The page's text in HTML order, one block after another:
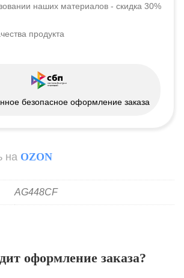
наших материалов - скидка 30%
продукта
безопасное оформление заказа
на OZON
AG448CF
оформление заказа?